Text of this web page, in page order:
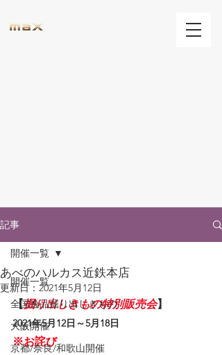
記事
開催一覧
全国逸品掘り出しきもの
大阪開催
京都/奈良/和歌山開催
開催一覧
あべのハルカス近鉄本店
更新日： 2021年5月12日
【掘り出しきもの特別販売会】
2021年5月12日～5月18日
※お詫び